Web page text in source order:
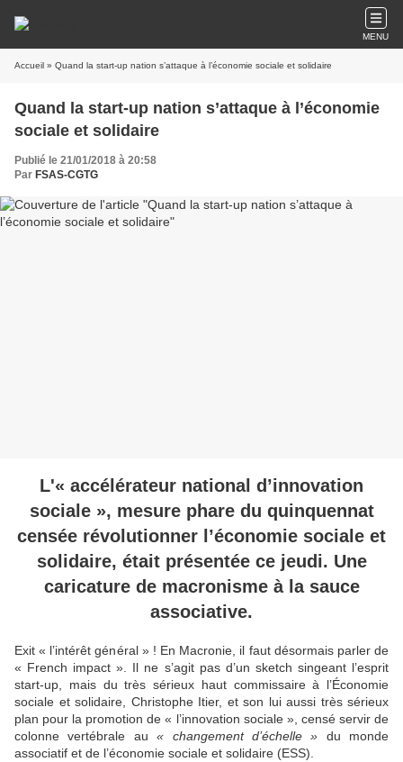
MENU
Accueil » Quand la start-up nation s’attaque à l’économie sociale et solidaire
Quand la start-up nation s’attaque à l’économie
sociale et solidaire
Publié le 21/01/2018 à 20:58
Par FSAS-CGTG
L'« accélérateur national d’innovation
sociale », mesure phare du quinquennat
censée révolutionner l’économie sociale et
solidaire, était présentée ce jeudi. Une
caricature de macronisme à la sauce
associative.
Exit « l’intérêt général » ! En Macronie, il faut désormais parler de
« French impact ». Il ne s’agit pas d’un sketch singeant l’esprit
start-up, mais du très sérieux haut commissaire à l’Économie
sociale et solidaire, Christophe Itier, et son lui aussi très sérieux
plan pour la promotion de « l’innovation sociale », censé servir de
colonne vertébrale au« changement d’échelle » du monde
associatif et de l’économie sociale et solidaire (ESS).